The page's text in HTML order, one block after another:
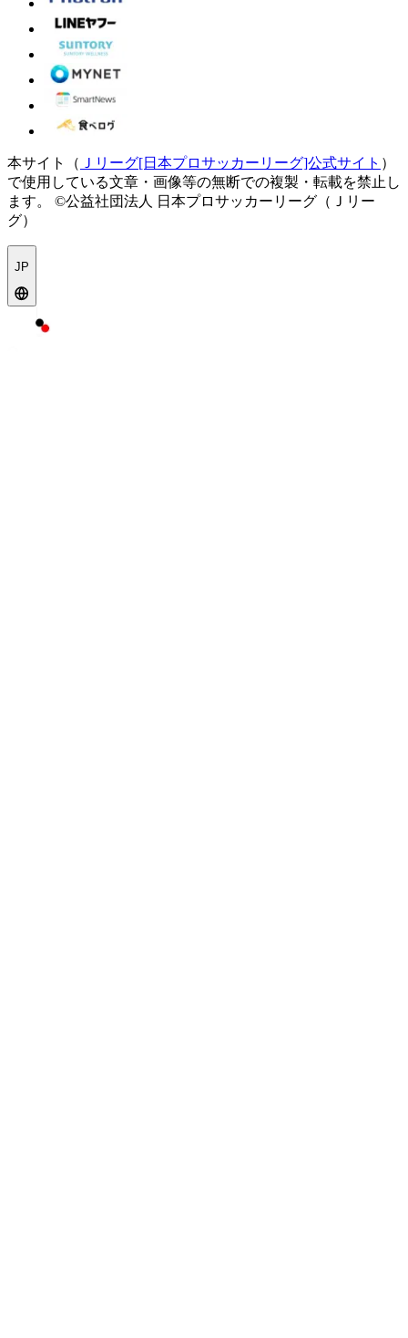
本サイト（ Ｊリーグ[日本プロサッカーリーグ]公式サイト ）
で使用している文章・画像等の無断での複製・転載を禁止し
ます。
©公益社団法人 日本プロサッカーリーグ（Ｊリー
グ）
JP